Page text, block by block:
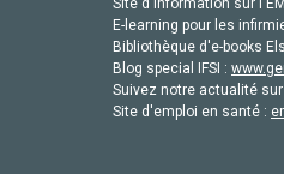
E-learning pour les
Bibliothèque d'e-books
Blog special IFSI :
Suivez notre actualité
Site d'emploi en santé :